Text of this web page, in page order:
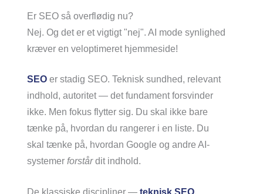
Er SEO så overflødig nu?
Nej. Og det er et vigtigt "nej". AI mode synlighed
kræver en veloptimeret hjemmeside!
SEO er stadig SEO. Teknisk sundhed, relevant
indhold, autoritet — det fundament forsvinder
ikke. Men fokus flytter sig. Du skal ikke bare
tænke på, hvordan du rangerer i en liste. Du
skal tænke på, hvordan Google og andre AI-
systemer forstårdit indhold.